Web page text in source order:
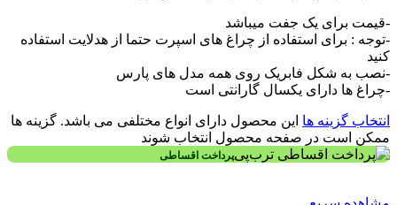
-قیمت برای یک جفت میباشد
-توجه : برای استفاده از چراغ های اسپرت حتما از هدلایت استفاده
کنید
-نصب به شکل فابریک روی همه مدل های پارس
-چراغ ها دارای یکسال گارانتی است
انتخاب گزینه ها این محصول دارای انواع مختلفی می باشد. گزینه ها
ممکن است در صفحه محصول انتخاب شوند
پرداخت اقساطی